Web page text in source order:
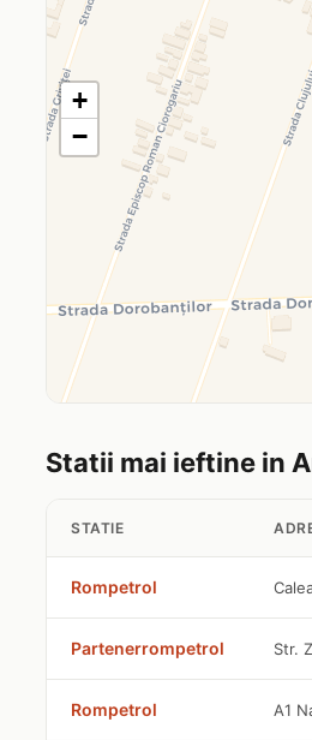
+
−
Statii mai ieftine in
STATIE
Rompetrol
Partenerrompetrol Str.
Rompetrol A1